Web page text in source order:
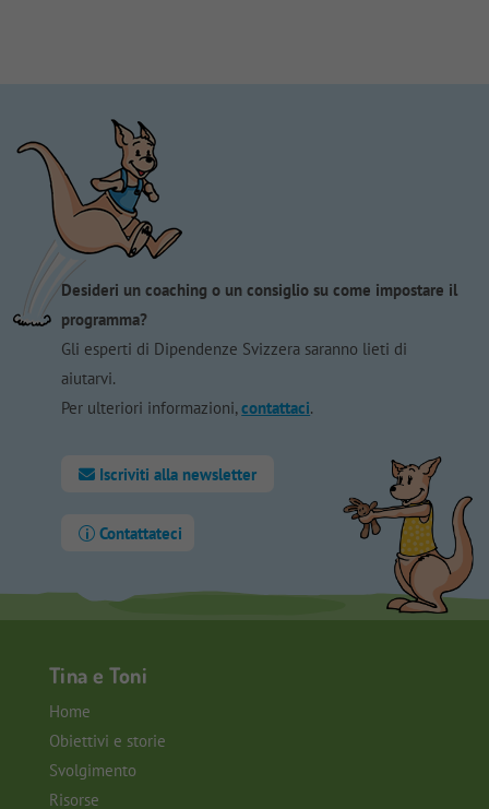
Desideri un coaching o un consiglio su come impostare il
programma?
Gli esperti di Dipendenze Svizzera saranno lieti di
aiutarvi.
Per ulteriori informazioni,contattaci.
Iscriviti alla newsletter
Contattateci
Tina e Toni
Home
Obiettivi e storie
Svolgimento
Risorse